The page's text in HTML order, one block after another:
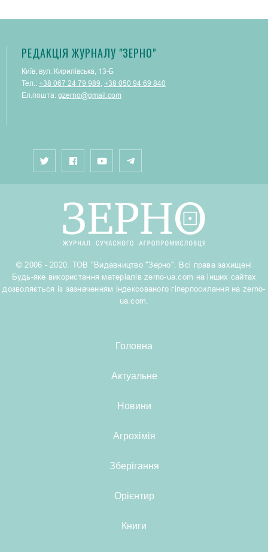
РЕДАКЦІЯ ЖУРНАЛУ "ЗЕРНО"
Київ, вул. Кирилівська, 13-Б
Тел.: +38 067 24 79 989 +38 050 94 69 840
Ел.пошта: gzerno@gmail.com
© 2006 - 2020. ТОВ "Видавництво "Зерно". Всі права захищені
Будь-яке використання матеріалів zerno-ua.com на інших сайтах
дозволяється із зазначенням індексованого гіперпосилання на zerno-
ua.com.
Головна
Актуальне
Новини
Агрохімія
Зберігання
Орієнтир
Книги